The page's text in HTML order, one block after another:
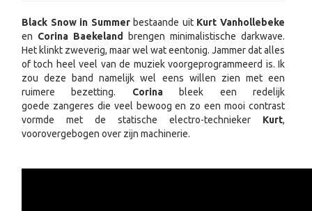
Black Snow in Summerbestaande uit Kurt Vanhollebeke
en Corina Baekeland
brengen minimalistische darkwave.
Het klinkt zweverig, maar wel wat eentonig. Jammer dat alles
of toch heel veel van de muziek voorgeprogrammeerd is. Ik
zou deze band namelijk wel eens willen zien met een
ruimere bezetting. Corinableek een redelijk
goede zangeres die veel bewoog en zo een mooi contrast
vormde met de statische electro-technieker Kurt,
voorovergebogen over zijn machinerie.